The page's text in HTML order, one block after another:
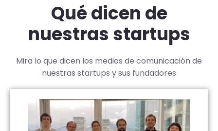
Qué dicen de
nuestras startups
Mira lo que dicen los medios de comunicación de
nuestras startups y sus fundadores